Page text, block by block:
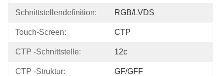
Schnittstellendefinition: RGB/LVDS
Touch-Screen: CTP
CTP -Schnittstelle: 12c
CTP -Struktur: GF/GFF